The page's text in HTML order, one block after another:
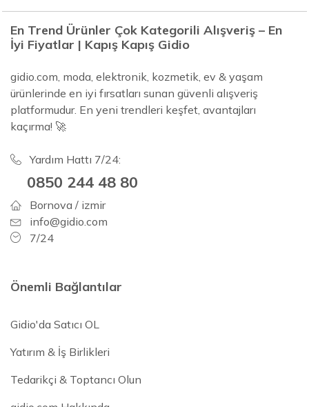
En Trend Ürünler Çok Kategorili Alışveriş – En
İyi Fiyatlar | Kapış Kapış Gidio
gidio.com, moda, elektronik, kozmetik, ev & yaşam
ürünlerinde en iyi fırsatları sunan güvenli alışveriş
platformudur. En yeni trendleri keşfet, avantajları
kaçırma! 🚀
Yardım Hattı 7/24:
0850 244 48 80
Bornova / izmir
info@gidio.com
7/24
Önemli Bağlantılar
Gidio'da Satıcı OL
Yatırım & İş Birlikleri
Tedarikçi & Toptancı Olun